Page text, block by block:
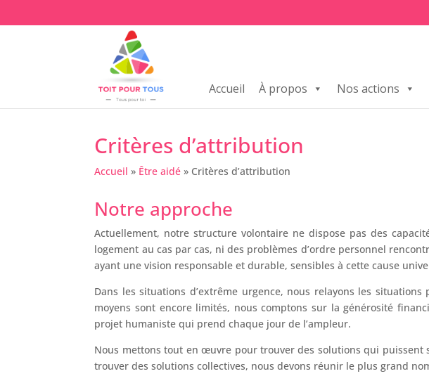
Accueil À propos Nos actions
Critères d’attribution
Accueil » Être aidé » Critères d’attribution
Notre approche
Actuellement, notre structure volontaire ne dispose pas des
logement au cas par cas, ni des problèmes d’ordre personnel
ayant une vision responsable et durable, sensibles à cette cause
Dans les situations d’extrême urgence, nous relayons les
moyens sont encore limités, nous comptons sur la générosité
projet humaniste qui prend chaque jour de l’ampleur.
Nous mettons tout en œuvre pour trouver des solutions qui
trouver des solutions collectives, nous devons réunir le plus grand